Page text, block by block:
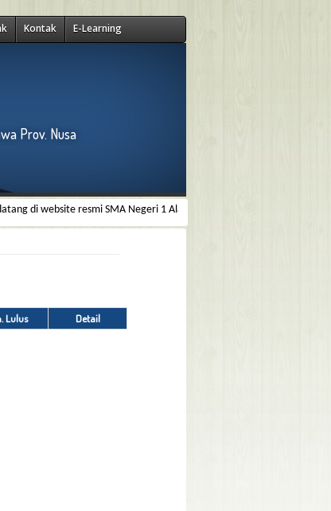
Kontak E-Learning
Prov. Nusa
di website resmi SMA Negeri 1 Alas Barat, kami menyediakan
Lulus Detail